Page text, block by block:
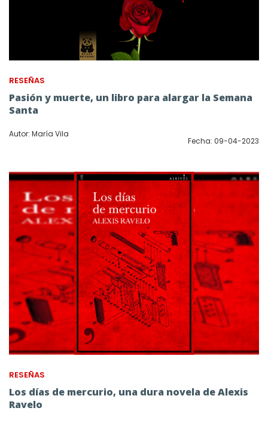
RESEÑAS
Pasión y muerte, un libro para alargar la Semana
Santa
Autor: María Vila
Fecha: 09-04-2023
RESEÑAS
Los días de mercurio, una dura novela de Alexis
Ravelo